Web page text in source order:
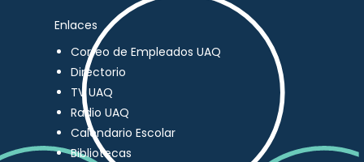
Enlaces
Correo de Empleados UAQ
Directorio
TV UAQ
Radio UAQ
Calendario Escolar
Bibliotecas